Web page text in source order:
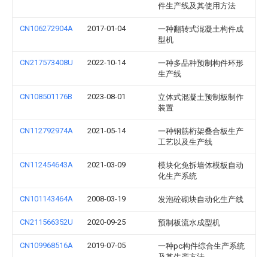
件生产线及其使用方法
CN106272904A 2017-01-04
一种翻转式混凝土构件成
型机
CN217573408U 2022-10-14
一种多品种预制构件环形
生产线
CN108501176B 2023-08-01
立体式混凝土预制板制作
装置
CN112792974A 2021-05-14
一种钢筋桁架叠合板生产
工艺以及生产线
CN112454643A 2021-03-09
模块化免拆墙体模板自动
化生产系统
CN101143464A 2008-03-19 发泡砼砌块自动化生产线
CN211566352U 2020-09-25 预制板流水成型机
CN109968516A 2019-07-05
一种pc构件综合生产系统